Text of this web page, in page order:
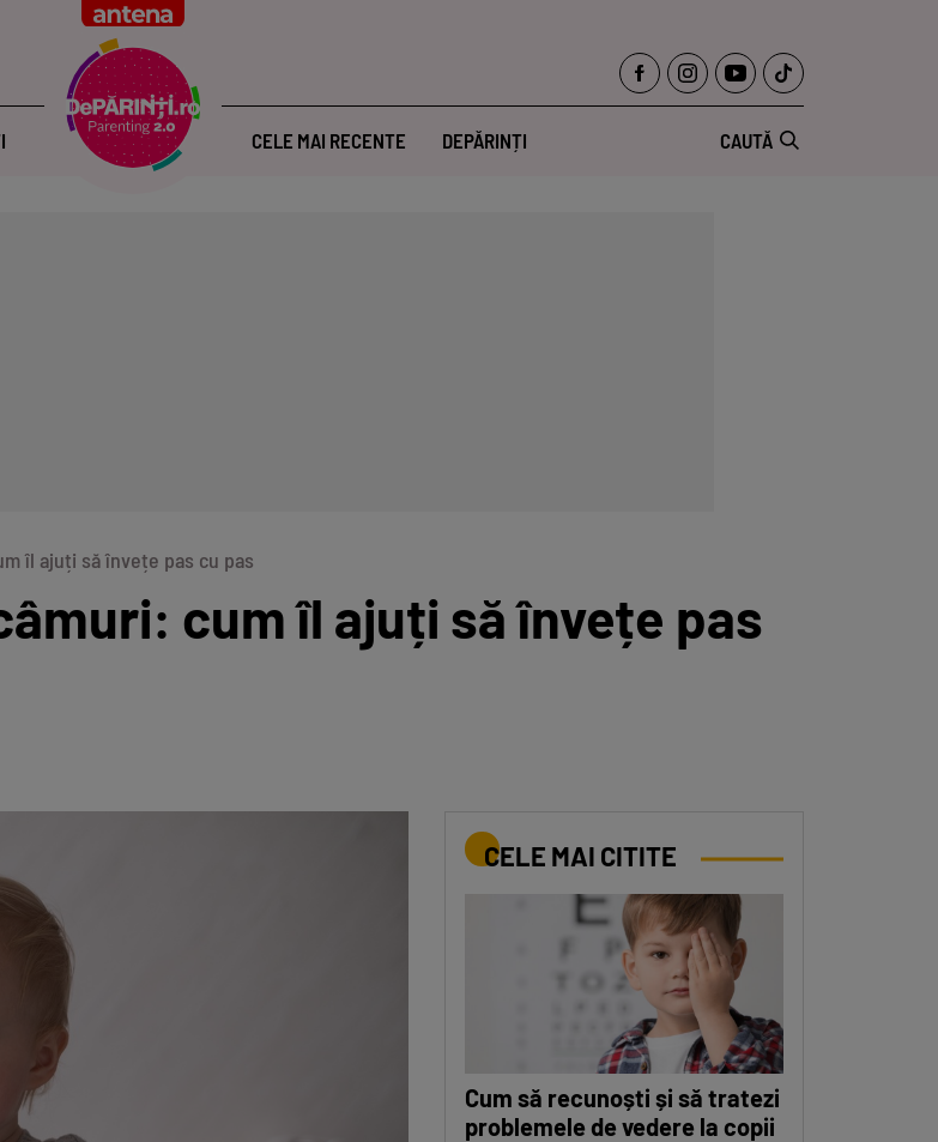
CELE MAI RECENTE DEPĂRINȚI CAUTĂ
îl ajuți să învețe pas cu pas
cum îl ajuți să învețe pas
CELE MAI CITITE
Cum să recunoști și să tratezi
problemele de vedere la copii